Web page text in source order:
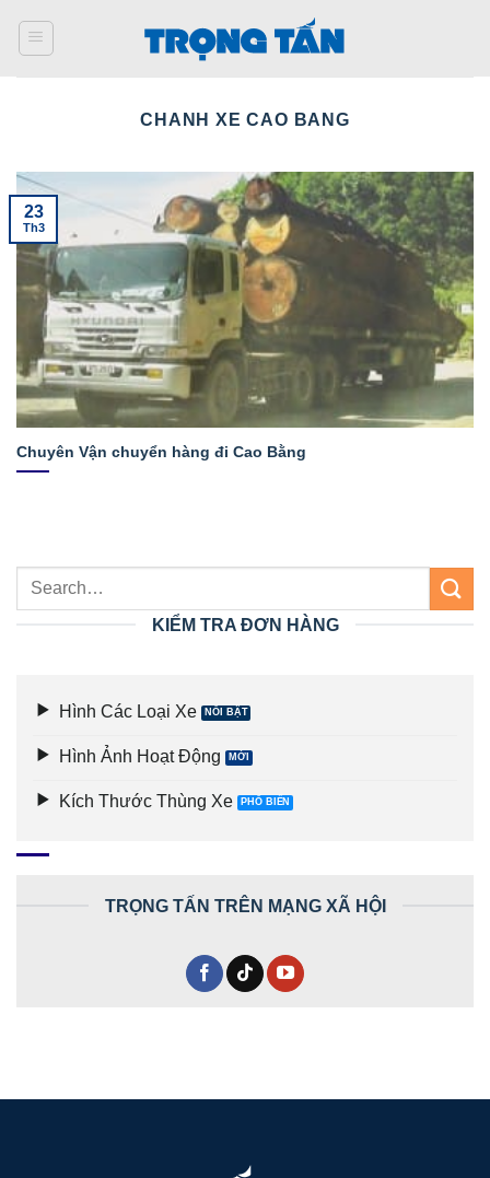
qua
CHANH XE CAO BANG
Chuyên Vận chuyển hàng đi Cao Bằng
23
Th3
KIỂM TRA ĐƠN HÀNG
Hình Các Loại Xe
Hình Ảnh Hoạt Động
Kích Thước Thùng Xe
TRỌNG TẤN TRÊN MẠNG XÃ HỘI